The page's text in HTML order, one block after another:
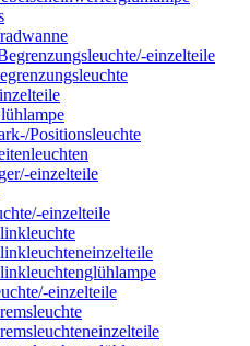
einzelteile
Positionsleuchte
einzelteile
einzelteile
einzelteile